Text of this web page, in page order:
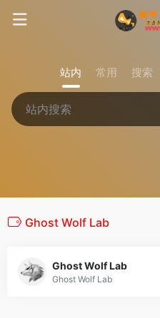
站内 常用 搜索
Ghost Wolf Lab
Ghost Wolf Lab
Ghost Wolf Lab